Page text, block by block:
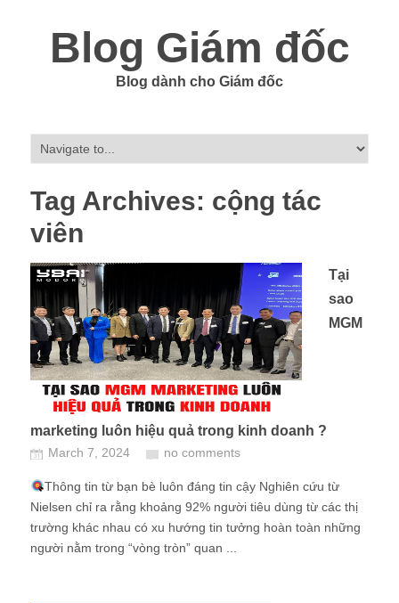
Blog Giám đốc
Blog dành cho Giám đốc
Tag Archives: cộng tác
viên
Tại
sao
MGM
marketing luôn hiệu quả trong kinh doanh ?
March 7, 2024 no comments
Thông tin từ bạn bè luôn đáng tin cậy Nghiên cứu từ
Nielsen chỉ ra rằng khoảng 92% người tiêu dùng từ các thị
trường khác nhau có xu hướng tin tưởng hoàn toàn những
người nằm trong “vòng tròn” quan ...